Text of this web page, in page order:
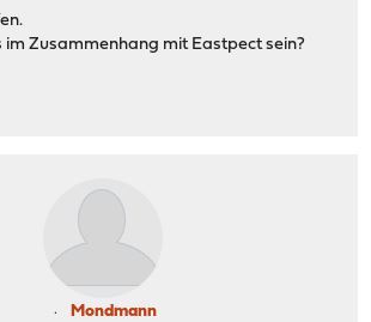
im Zusammenhang mit Eastpect sein?
Mondmann